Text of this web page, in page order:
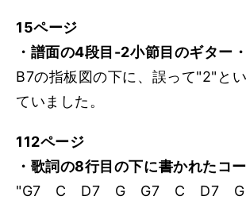
15ページ
・譜面の4段目-2小節目のギター
B7の指板図の下に、誤って"2"と
ていました。
112ページ
・歌詞の8行目の下に書かれたコ
"G7 C D7 G G7 C D7